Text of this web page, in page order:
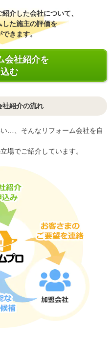
介した会社について、
した施主の評価を
できます。
会社紹介を
む
社紹介の流れ
…、そんなリフォーム会社を自
場でご紹介しています。